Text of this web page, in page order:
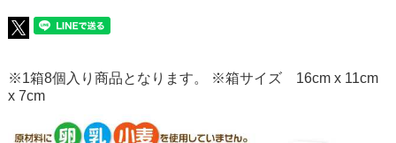
※1箱8個入り商品となります。 ※箱サイズ 16cm x 11cm
x 7cm